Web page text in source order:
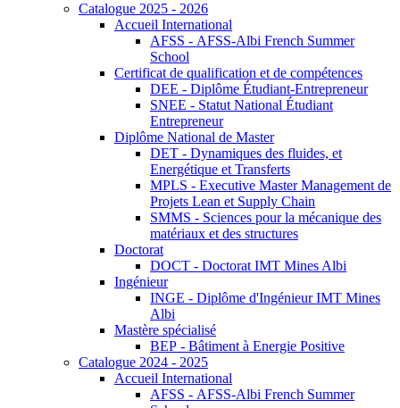
Catalogue 2025 - 2026
Accueil International
AFSS - AFSS-Albi French Summer
School
Certificat de qualification et de compétences
DEE - Diplôme Étudiant-Entrepreneur
SNEE - Statut National Étudiant
Entrepreneur
Diplôme National de Master
DET - Dynamiques des fluides, et
Energétique et Transferts
MPLS - Executive Master Management de
Projets Lean et Supply Chain
SMMS - Sciences pour la mécanique des
matériaux et des structures
Doctorat
DOCT - Doctorat IMT Mines Albi
Ingénieur
INGE - Diplôme d'Ingénieur IMT Mines
Albi
Mastère spécialisé
BEP - Bâtiment à Energie Positive
Catalogue 2024 - 2025
Accueil International
AFSS - AFSS-Albi French Summer